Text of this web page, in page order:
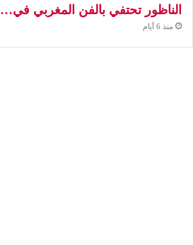
الناظور تحتفي بالفن المغربي في…
منذ 6 أيام